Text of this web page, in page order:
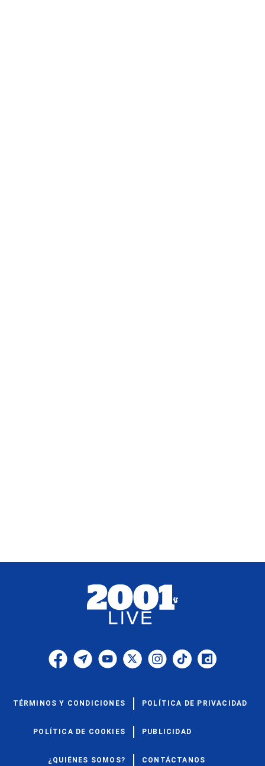
TÉRMINOS Y CONDICIONES POLÍTICA DE PRIVACIDAD
POLÍTICA DE COOKIES PUBLICIDAD
¿QUIÉNES SOMOS? CONTÁCTANOS